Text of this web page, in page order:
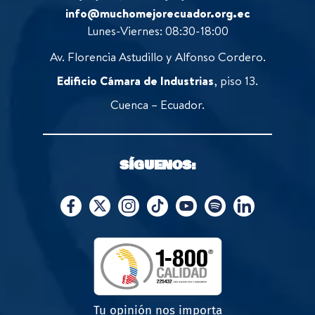
info@muchomejorecuador.org.ec
Lunes-Viernes: 08:30-18:00
Av. Florencia Astudillo y Alfonso Cordero.
Edificio Cámara de Industrias, piso 13.
Cuenca – Ecuador.
SÍGUENOS:
Tu opinión nos importa